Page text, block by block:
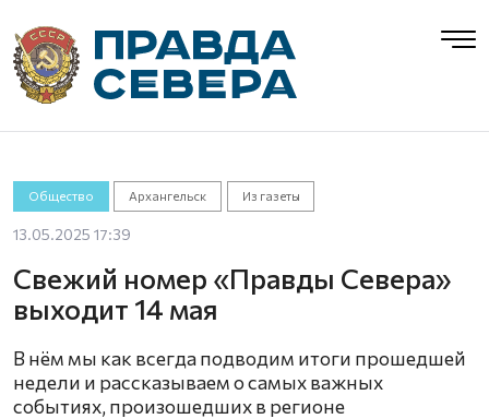
Общество Архангельск Из газеты
13.05.2025 17:39
Свежий номер «Правды Севера»
выходит 14 мая
В нём мы как всегда подводим итоги прошедшей
недели и рассказываем о самых важных
событиях, произошедших в регионе